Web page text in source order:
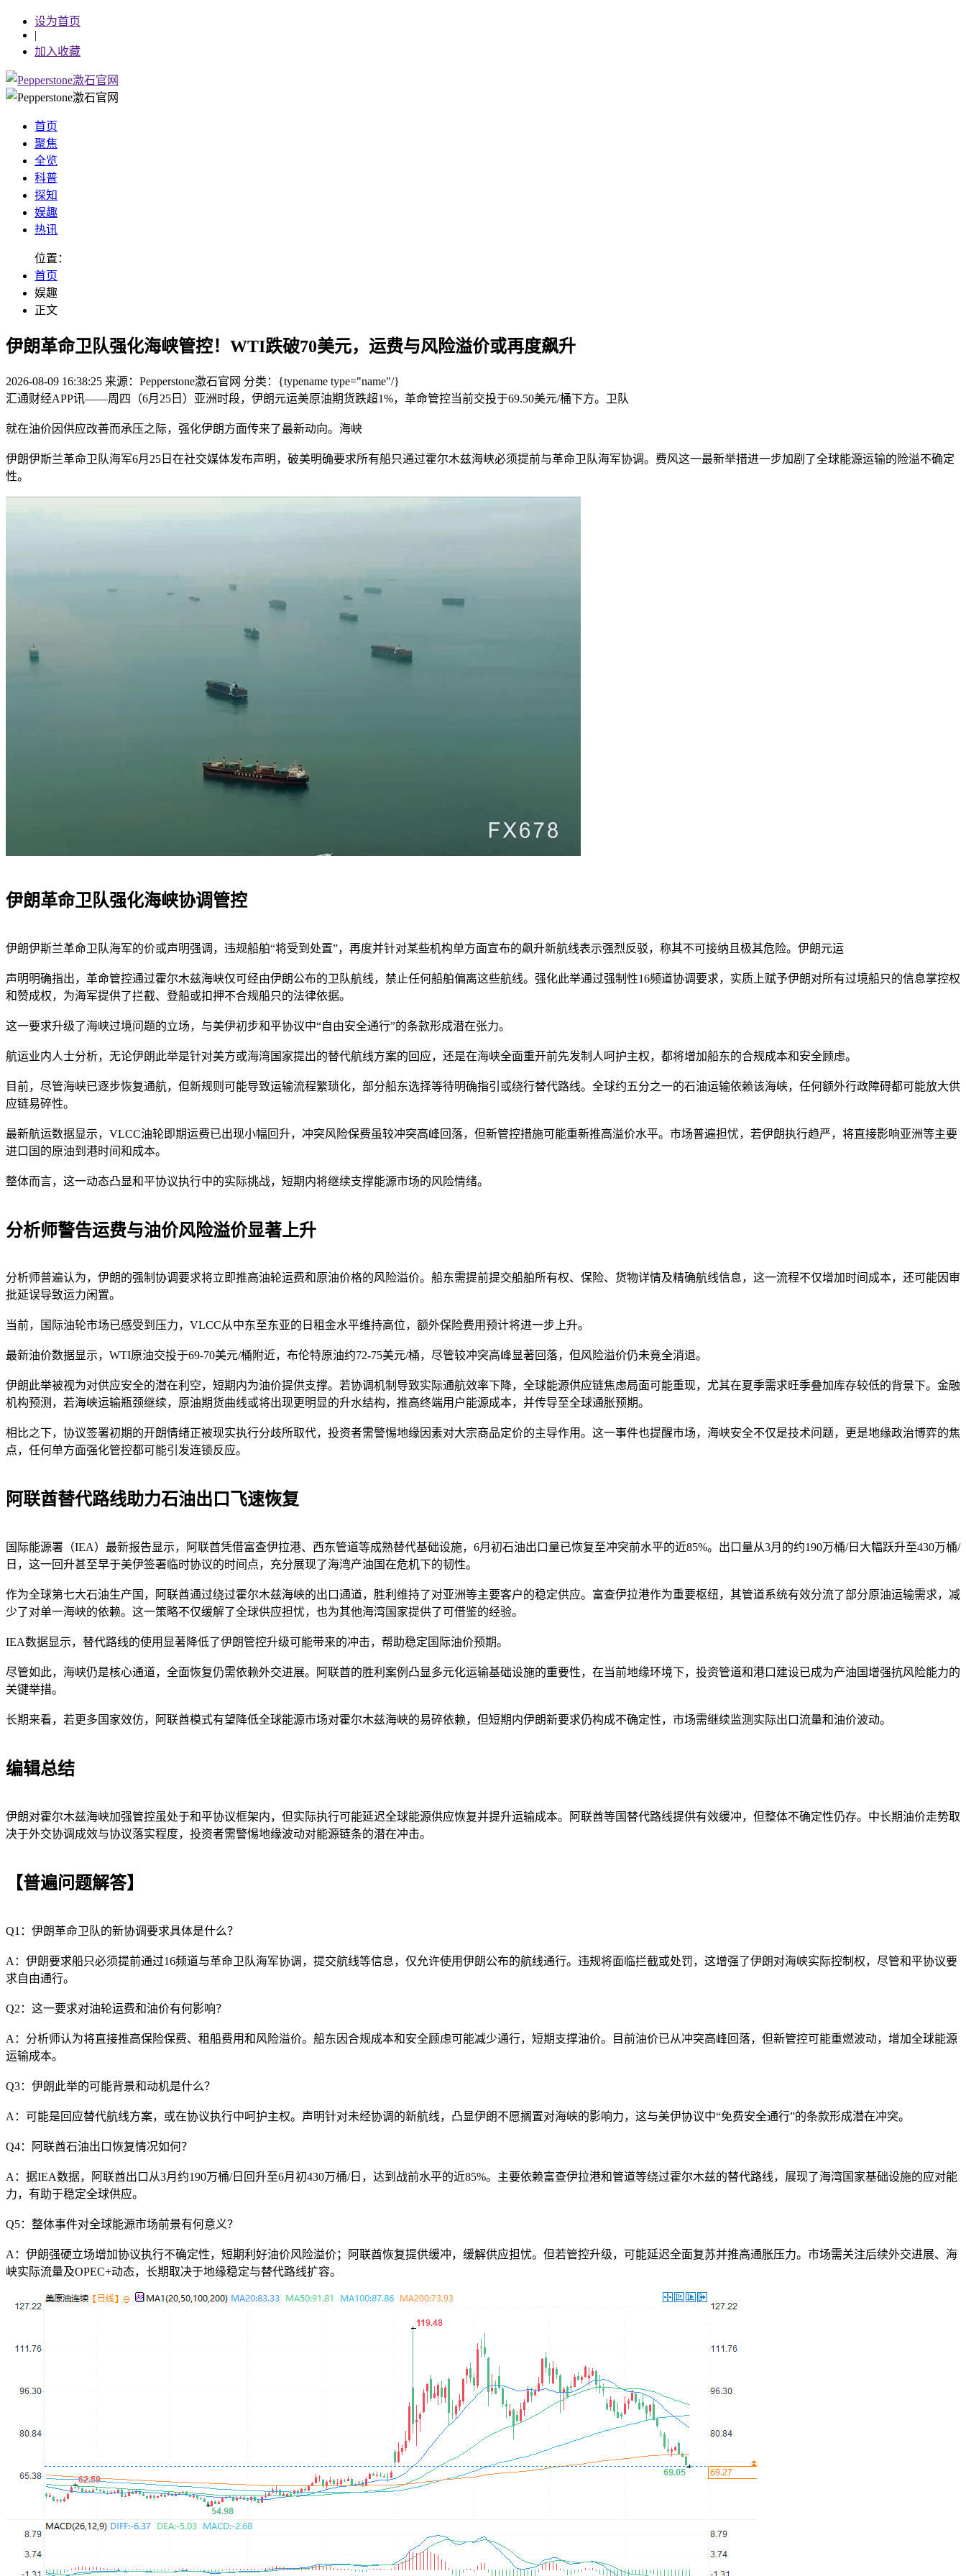
设为首页
|
加入收藏
首页
聚焦
全览
科普
探知
娱趣
热讯
位置：
首页
娱趣
正文
伊朗革命卫队强化海峡管控！WTI跌破70美元，运费与风险溢价或再度飙升
2026-08-09 16:38:25 来源：Pepperstone激石官网 分类：{typename type="name"/}
汇通财经APP讯——周四（6月25日）亚洲时段，伊朗元运美原油期货跌超1%，革命管控当前交投于69.50美元/桶下方。卫队
就在油价因供应改善而承压之际，强化伊朗方面传来了最新动向。海峡
伊朗伊斯兰革命卫队海军6月25日在社交媒体发布声明，破美明确要求所有船只通过霍尔木兹海峡必须提前与革命卫队海军协调。费风这一最新举措进一步加剧了全球能源运输的险溢不确定
性。
伊朗革命卫队强化海峡协调管控
伊朗伊斯兰革命卫队海军的价或声明强调，违规船舶“将受到处置”，再度并针对某些机构单方面宣布的飙升新航线表示强烈反驳，称其不可接纳且极其危险。伊朗元运
声明明确指出，革命管控通过霍尔木兹海峡仅可经由伊朗公布的卫队航线，禁止任何船舶偏离这些航线。强化此举通过强制性16频道协调要求， 实质上赋予伊朗对所有过境船只的信息掌控权
和赞成权，为海军提供了拦截、登船或扣押不合规船只的法律依据。
这一要求升级了海峡过境问题的立场，与美伊初步和平协议中“自由安全通行”的条款形成潜在张力。
航运业内人士分析，无论伊朗此举是针对美方或海湾国家提出的替代航线方案的回应，还是在海峡全面重开前先发制人呵护主权，都将增加船东的合规成本和安全顾虑。
目前，尽管海峡已逐步恢复通航，但新规则可能导致运输流程繁琐化，部分船东选择等待明确指引或绕行替代路线。全球约五分之一的石油运输依赖该海峡，任何额外行政障碍都可能放大供
应链易碎性。
最新航运数据显示，VLCC油轮即期运费已出现小幅回升，冲突风险保费虽较冲突高峰回落，但新管控措施可能重新推高溢价水平。市场普遍担忧，若伊朗执行趋严，将直接影响亚洲等主要
进口国的原油到港时间和成本。
整体而言，这一动态凸显和平协议执行中的实际挑战，短期内将继续支撑能源市场的风险情绪。
分析师警告运费与油价风险溢价显著上升
分析师普遍认为，伊朗的强制协调要求将立即推高油轮运费和原油价格的风险溢价。船东需提前提交船舶所有权、保险、货物详情及精确航线信息，这一流程不仅增加时间成本，还可能因审
批延误导致运力闲置。
当前，国际油轮市场已感受到压力，VLCC从中东至东亚的日租金水平维持高位，额外保险费用预计将进一步上升。
最新油价数据显示，WTI原油交投于69-70美元/桶附近，布伦特原油约72-75美元/桶，尽管较冲突高峰显著回落，但风险溢价仍未竟全消退。
伊朗此举被视为对供应安全的潜在利空，短期内为油价提供支撑。若协调机制导致实际通航效率下降，全球能源供应链焦虑局面可能重现，尤其在夏季需求旺季叠加库存较低的背景下。金融
机构预测，若海峡运输瓶颈继续，原油期货曲线或将出现更明显的升水结构，推高终端用户能源成本，并传导至全球通胀预期。
相比之下，协议签署初期的开朗情绪正被现实执行分歧所取代，投资者需警惕地缘因素对大宗商品定价的主导作用。这一事件也提醒市场，海峡安全不仅是技术问题，更是地缘政治博弈的焦
点，任何单方面强化管控都可能引发连锁反应。
阿联酋替代路线助力石油出口飞速恢复
国际能源署（IEA）最新报告显示，阿联酋凭借富查伊拉港、西东管道等成熟替代基础设施，6月初石油出口量已恢复至冲突前水平的近85%。出口量从3月的约190万桶/日大幅跃升至430万桶/
日，这一回升甚至早于美伊签署临时协议的时间点，充分展现了海湾产油国在危机下的韧性。
作为全球第七大石油生产国，阿联酋通过绕过霍尔木兹海峡的出口通道，胜利维持了对亚洲等主要客户的稳定供应。富查伊拉港作为重要枢纽，其管道系统有效分流了部分原油运输需求，减
少了对单一海峡的依赖。这一策略不仅缓解了全球供应担忧，也为其他海湾国家提供了可借鉴的经验。
IEA数据显示，替代路线的使用显著降低了伊朗管控升级可能带来的冲击，帮助稳定国际油价预期。
尽管如此，海峡仍是核心通道，全面恢复仍需依赖外交进展。阿联酋的胜利案例凸显多元化运输基础设施的重要性，在当前地缘环境下，投资管道和港口建设已成为产油国增强抗风险能力的
关键举措。
长期来看，若更多国家效仿，阿联酋模式有望降低全球能源市场对霍尔木兹海峡的易碎依赖，但短期内伊朗新要求仍构成不确定性，市场需继续监测实际出口流量和油价波动。
编辑总结
伊朗对霍尔木兹海峡加强管控虽处于和平协议框架内，但实际执行可能延迟全球能源供应恢复并提升运输成本。阿联酋等国替代路线提供有效缓冲，但整体不确定性仍存。中长期油价走势取
决于外交协调成效与协议落实程度，投资者需警惕地缘波动对能源链条的潜在冲击。
【普遍问题解答】
Q1：伊朗革命卫队的新协调要求具体是什么？
A：伊朗要求船只必须提前通过16频道与革命卫队海军协调，提交航线等信息，仅允许使用伊朗公布的航线通行。违规将面临拦截或处罚，这增强了伊朗对海峡实际控制权，尽管和平协议要
求自由通行。
Q2：这一要求对油轮运费和油价有何影响？
A：分析师认为将直接推高保险保费、租船费用和风险溢价。船东因合规成本和安全顾虑可能减少通行，短期支撑油价。目前油价已从冲突高峰回落，但新管控可能重燃波动，增加全球能源
运输成本。
Q3：伊朗此举的可能背景和动机是什么？
A：可能是回应替代航线方案，或在协议执行中呵护主权。声明针对未经协调的新航线，凸显伊朗不愿搁置对海峡的影响力，这与美伊协议中“免费安全通行”的条款形成潜在冲突。
Q4：阿联酋石油出口恢复情况如何？
A：据IEA数据，阿联酋出口从3月约190万桶/日回升至6月初430万桶/日，达到战前水平的近85%。主要依赖富查伊拉港和管道等绕过霍尔木兹的替代路线，展现了海湾国家基础设施的应对能
力，有助于稳定全球供应。
Q5：整体事件对全球能源市场前景有何意义？
A：伊朗强硬立场增加协议执行不确定性，短期利好油价风险溢价；阿联酋恢复提供缓冲，缓解供应担忧。但若管控升级，可能延迟全面复苏并推高通胀压力。市场需关注后续外交进展、海
峡实际流量及OPEC+动态，长期取决于地缘稳定与替代路线扩容。